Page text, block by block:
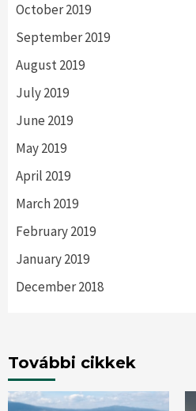
October 2019
September 2019
August 2019
July 2019
June 2019
May 2019
April 2019
March 2019
February 2019
January 2019
December 2018
További cikkek